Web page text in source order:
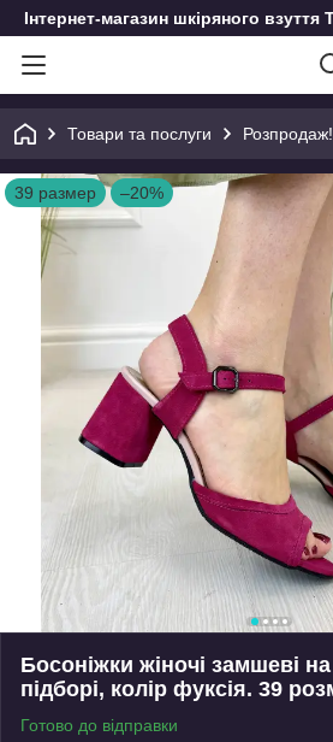
Інтернет-магазин шкіряного взуття
Товари та послуги Розпродаж!
39 размер –20%
Босоніжки жіночі замшеві
підборі, колір фуксія. 39
Готово до відправки